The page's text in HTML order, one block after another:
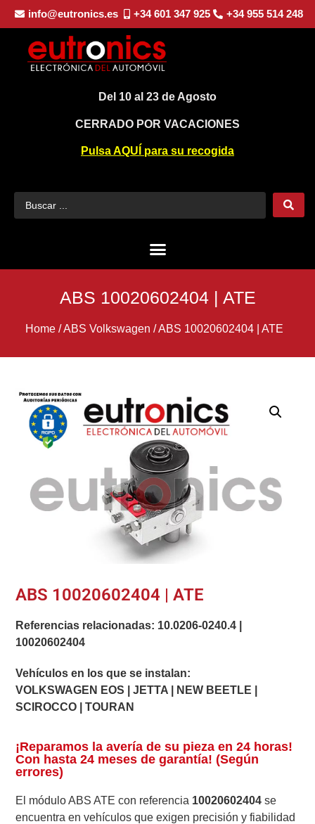
info@eutronics.es +34 601 347 925 +34 955 514 248
Del 10 al 23 de Agosto
CERRADO POR VACACIONES
Pulsa AQUÍ para su recogida
ABS 10020602404 | ATE
Home /ABS Volkswagen /ABS 10020602404 | ATE
ABS 10020602404 | ATE
Referencias relacionadas: 10.0206-0240.4
10020602404
Vehículos en los que se instalan:
VOLKSWAGEN EOS | JETTA | NEW BEETLE |
SCIROCCO | TOURAN
¡Reparamos la avería de su pieza en 24 horas!
Con hasta 24 meses de garantía! (Según
errores)
El módulo ABS ATE con referencia 10020602404 se
encuentra en vehículos que exigen precisión y fiabilidad